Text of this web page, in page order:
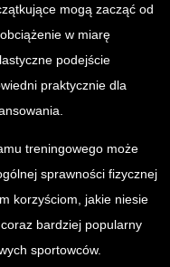
mogą zacząć od
w miarę
podejście
praktycznie dla
treningowego może
sprawności fizycznej
korzyściom, jakie niesie
bardziej popularny
sportowców.